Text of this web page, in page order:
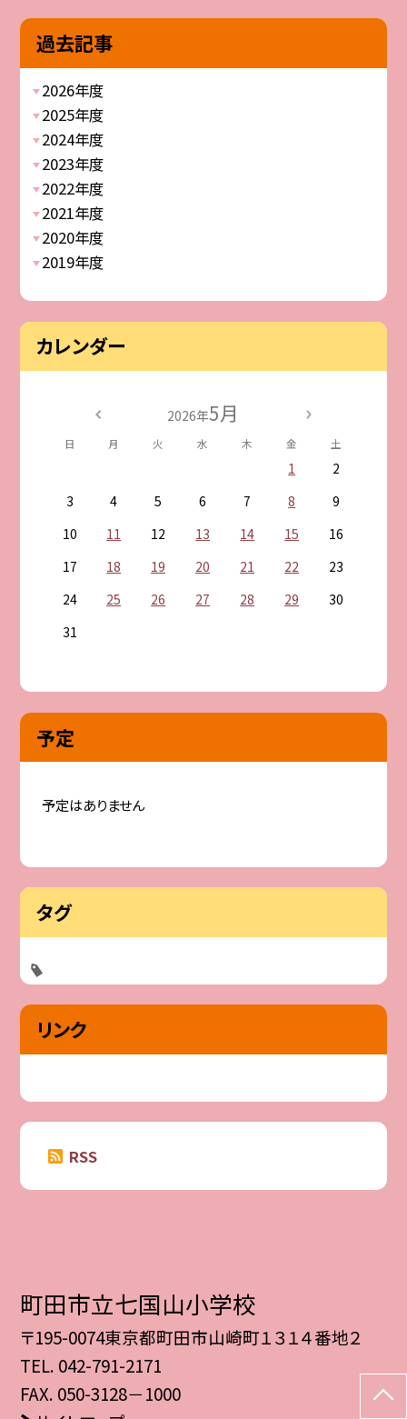
過去記事
2026年度
2025年度
2024年度
2023年度
2022年度
2021年度
2020年度
2019年度
カレンダー
2026年5月
日 月 火 水 木 金 土
1
2
3
4 5 6 7 8
9
10
11 12 13 14 15
16
17
18 19 20 21 22
23
24
25 26 27 28 29
30
31
予定
予定はありません
タグ
リンク
RSS
町田市立七国山小学校
〒195-0074東京都町田市山崎町１３１４番地２
TEL. 042-791-2171
FAX. 050-3128－1000